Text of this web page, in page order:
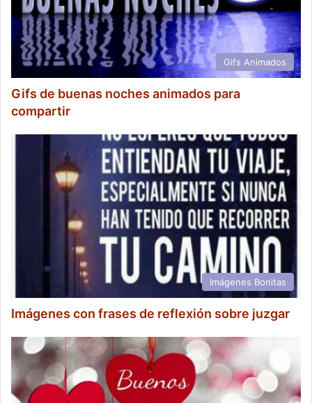
Gifs Animados
Gifs de buenas noches animados para
compartir
Imágenes Bonitas
Imágenes con frases de reflexión sobre juzgar